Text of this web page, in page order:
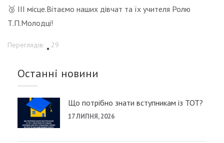
🥉 ІІІ місце.Вітаємо наших дівчат та їх учителя Ролю
Т.П.Молодці!
Переглядів: 29
Останні новини
Що потрібно знати вступникам із ТОТ?
17 ЛИПНЯ, 2026